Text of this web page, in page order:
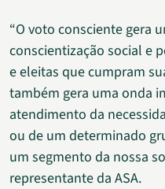
“O voto consciente gera
conscientização social e
e eleitas que cumpram
também gera uma onda
atendimento da
ou de um determinado
um segmento da nossa
representante da ASA.